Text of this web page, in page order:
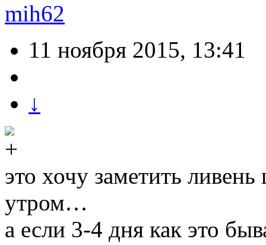
mih62
11 ноября 2015, 13:41
↓
это хочу заметить
утром…
а если 3-4 дня как это